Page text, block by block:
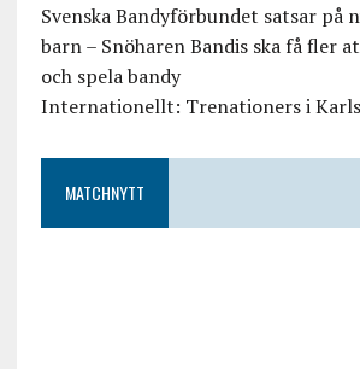
Svenska Bandyförbundet satsar
barn – Snöharen Bandis ska få fler
och spela bandy
Internationellt: Trenationers i
MATCHNYTT